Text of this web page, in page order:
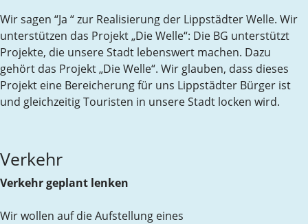
Wir sagen “Ja “ zur Realisierung der Lippstädter Welle. Wir
unterstützen das Projekt „Die Welle“: Die BG unterstützt
Projekte, die unsere Stadt lebenswert machen. Dazu
gehört das Projekt „Die Welle“. Wir glauben, dass dieses
Projekt eine Bereicherung für uns Lippstädter Bürger ist
und gleichzeitig Touristen in unsere Stadt locken wird.
Verkehr
Verkehr geplant lenken
Wir wollen auf die Aufstellung eines